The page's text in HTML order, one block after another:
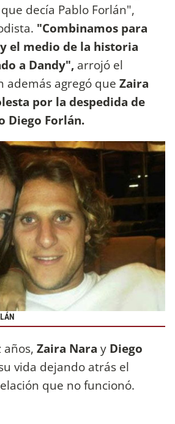
decía Pablo Forlán",
"Combinamos para
el medio de la historia
a Dandy", arrojó el
además agregó que Zaira
por la despedida de
Diego Forlán.
años, Zaira Nara y Diego
vida dejando atrás el
que no funcionó.